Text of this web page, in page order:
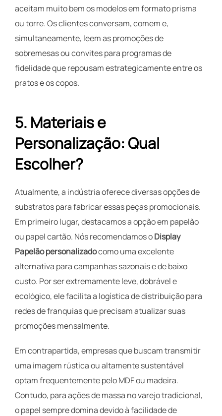
aceitam muito bem os modelos em formato prisma
ou torre. Os clientes conversam, comem e,
simultaneamente, leem as promoções de
sobremesas ou convites para programas de
fidelidade que repousam estrategicamente entre os
pratos e os copos.
5. Materiais e
Personalização: Qual
Escolher?
Atualmente, a indústria oferece diversas opções de
substratos para fabricar essas peças promocionais.
Em primeiro lugar, destacamos a opção em papelão
ou papel cartão. Nós recomendamos oDisplay
Papelão personalizadocomo uma excelente
alternativa para campanhas sazonais e de baixo
custo. Por ser extremamente leve, dobrável e
ecológico, ele facilita a logística de distribuição para
redes de franquias que precisam atualizar suas
promoções mensalmente.
Em contrapartida, empresas que buscam transmitir
uma imagem rústica ou altamente sustentável
optam frequentemente pelo MDF ou madeira.
Contudo, para ações de massa no varejo tradicional,
o papel sempre domina devido à facilidade de